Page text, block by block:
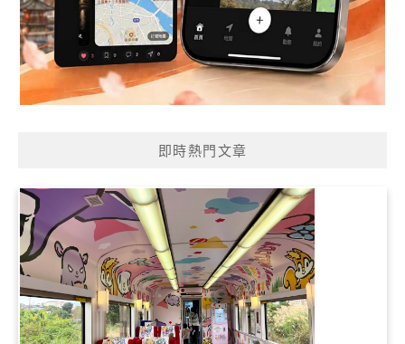
即時熱門文章